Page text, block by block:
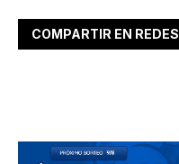
COMPARTIR EN REDES